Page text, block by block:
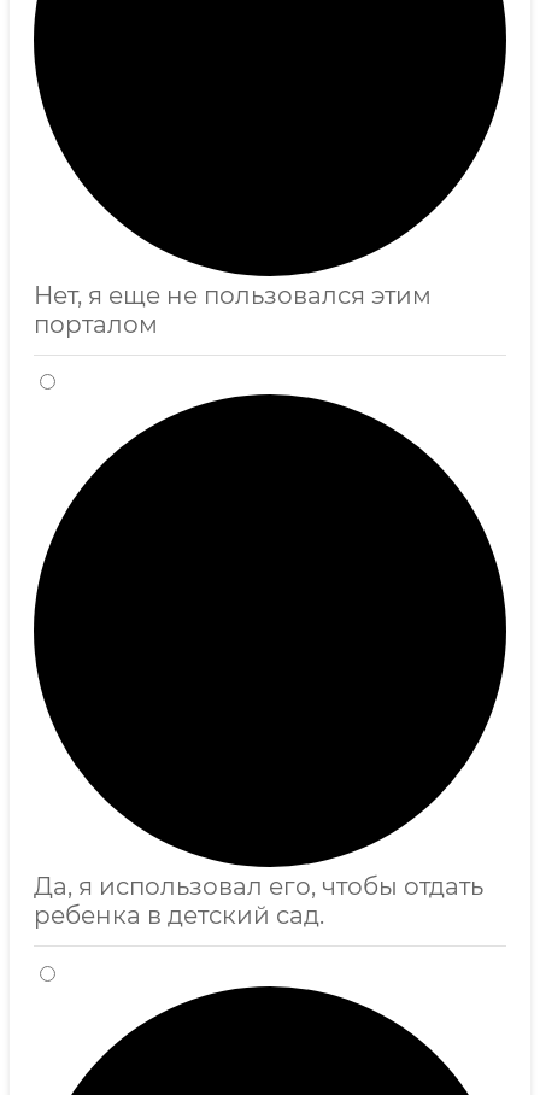
Нет, я еще не пользовался этим
порталом
Да, я использовал его, чтобы отдать
ребенка в детский сад.